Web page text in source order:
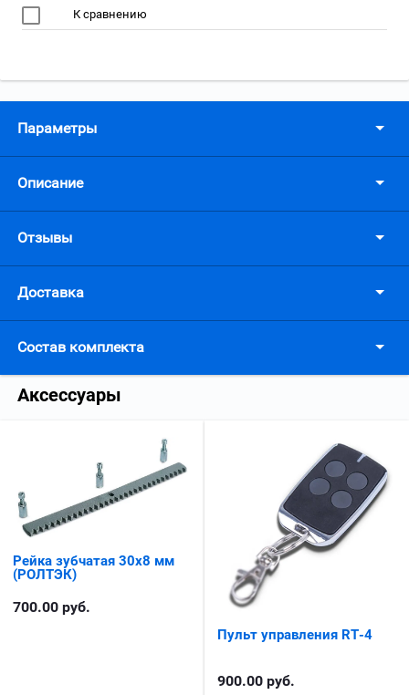
К сравнению
Параметры
Описание
Отзывы
Доставка
Состав комплекта
Аксессуары
Рейка зубчатая 30x8 мм
(РОЛТЭК)
700.00 руб.
Пульт управления RT-4
900.00 руб.